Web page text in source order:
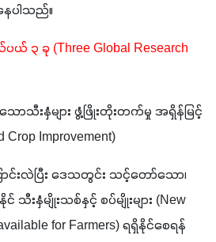
ေပါသည်။
ခု (Three Global Research
ာသီးနှံများ ဖွံ့ဖြိုးတိုးတက်မှု အရှိန်မြင့်
Crop Improvement)
ောင်းလဲပြီး ဒေသတွင်း သင့်တော်သော၊
းနှံမျိုးသစ်နှင့် စပ်မျိုးများ (New
for Farmers) ရရှိနိုင်စေရန်